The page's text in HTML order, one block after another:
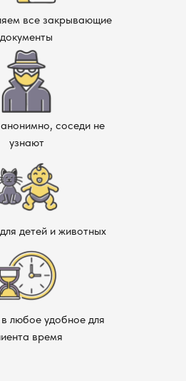
все закрывающие
документы
соседи не
узнают
детей и животных
любое удобное для
время